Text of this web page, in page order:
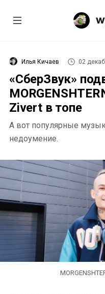
Илья Кичаев 02
«СберЗвук»
Zivert в топе
А вот популярные
недоумение.